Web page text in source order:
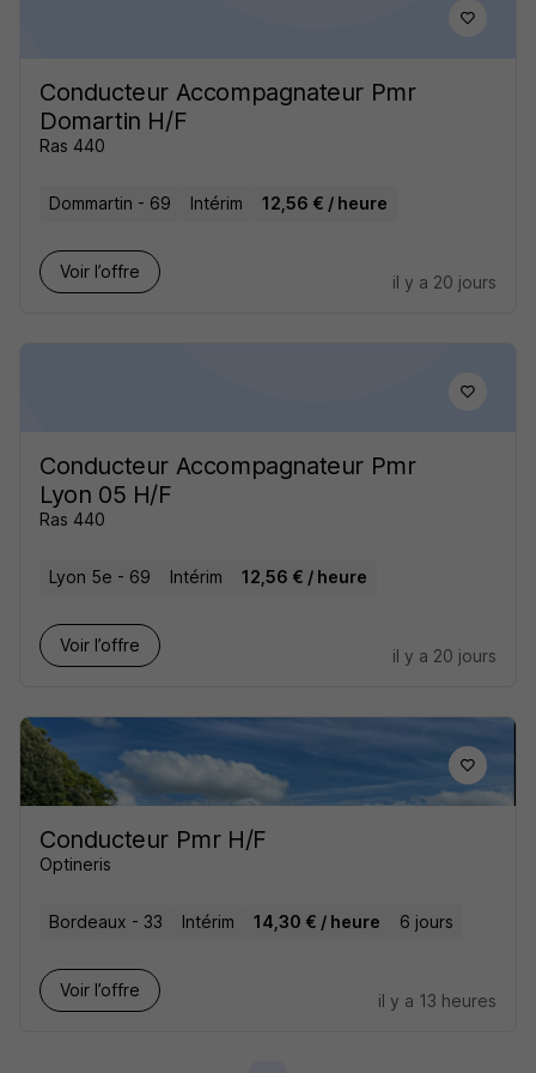
Conducteur Accompagnateur Pmr
Domartin H/F
Ras 440
Dommartin - 69 Intérim 12,56 € / heure
Voir l’offre
il y a 20 jours
Conducteur Accompagnateur Pmr
Lyon 05 H/F
Ras 440
Lyon 5e - 69 Intérim 12,56 € / heure
Voir l’offre
il y a 20 jours
Conducteur Pmr H/F
Optineris
Bordeaux - 33 Intérim 14,30 € / heure 6 jours
Voir l’offre
il y a 13 heures